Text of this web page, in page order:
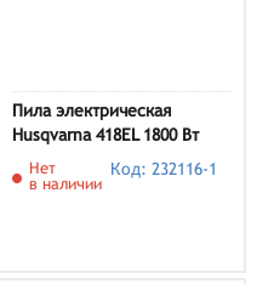
Пила электрическая
Husqvarna 418EL 1800 Вт
Нет
в наличии
Код: 232116-1